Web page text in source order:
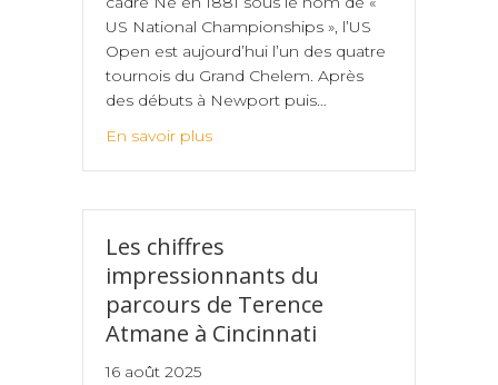
US National Championships », l’US
Open est aujourd’hui l’un des quatre
tournois du Grand Chelem. Après
des débuts à Newport puis…
En savoir plus
Les chiffres
impressionnants du
parcours de Terence
Atmane à Cincinnati
16 août 2025